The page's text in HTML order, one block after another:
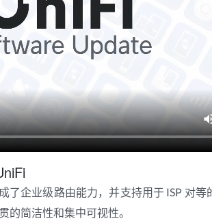
了企业级路由能力，并支持用于 ISP 对等
的简洁性和集中可视性。